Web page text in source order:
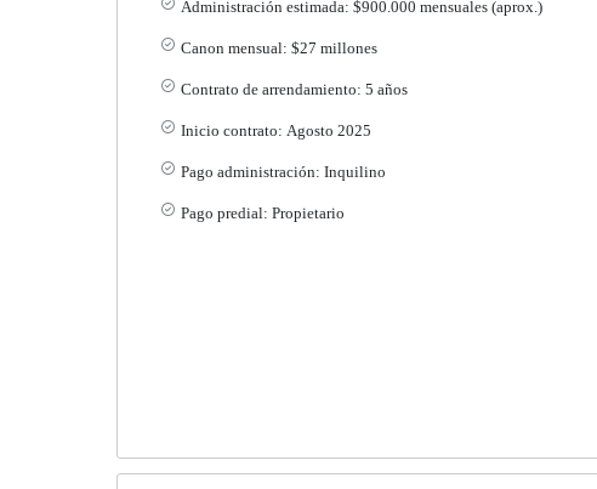
Administración estimada: $900.000 mensuales (aprox.)
Canon mensual: $27 millones
Contrato de arrendamiento: 5 años
Inicio contrato: Agosto 2025
Pago administración: Inquilino
Pago predial: Propietario